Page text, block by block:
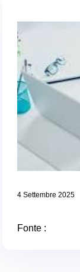
4 Settembre 2025
Fonte :